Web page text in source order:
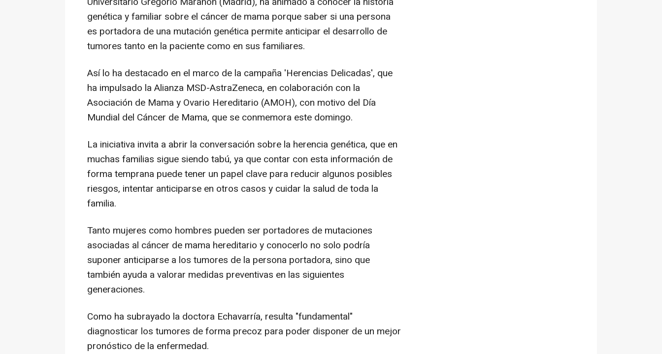
genética y familiar sobre el cáncer de mama porque saber si una persona
es portadora de una mutación genética permite anticipar el desarrollo de
tumores tanto en la paciente como en sus familiares.
Así lo ha destacado en el marco de la campaña 'Herencias Delicadas', que
ha impulsado la Alianza MSD-AstraZeneca, en colaboración con la
Asociación de Mama y Ovario Hereditario (AMOH), con motivo del Día
Mundial del Cáncer de Mama, que se conmemora este domingo.
La iniciativa invita a abrir la conversación sobre la herencia genética, que en
muchas familias sigue siendo tabú, ya que contar con esta información de
forma temprana puede tener un papel clave para reducir algunos posibles
riesgos, intentar anticiparse en otros casos y cuidar la salud de toda la
familia.
Tanto mujeres como hombres pueden ser portadores de mutaciones
asociadas al cáncer de mama hereditario y conocerlo no solo podría
suponer anticiparse a los tumores de la persona portadora, sino que
también ayuda a valorar medidas preventivas en las siguientes
generaciones.
Como ha subrayado la doctora Echavarría, resulta "fundamental"
diagnosticar los tumores de forma precoz para poder disponer de un mejor
pronóstico de la enfermedad.